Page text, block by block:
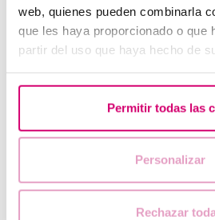
web, quienes pueden combinarla
que les haya proporcionado o que
partir del uso que haya hecho de
Permitir todas las
Personalizar
Rechazar
Les plus lus